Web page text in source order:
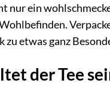
nur ein
etwas ganz
der Tee